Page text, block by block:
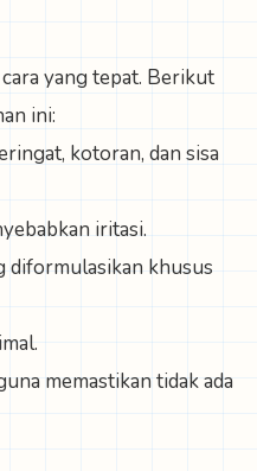
yang tepat. Berikut
ini:
kotoran, dan sisa
iritasi.
diformulasikan khusus
memastikan tidak ada